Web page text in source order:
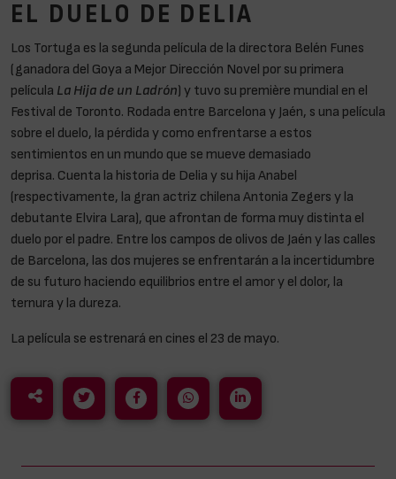
EL DUELO DE DELIA
Los Tortuga es la segunda película de la directora Belén Funes
(ganadora del Goya a Mejor Dirección Novel por su primera
película La Hija de un Ladrón) y tuvo su première mundial en el
Festival de Toronto. Rodada entre Barcelona y Jaén, s una película
sobre el duelo, la pérdida y como enfrentarse a estos
sentimientos en un mundo que se mueve demasiado
deprisa. Cuenta la historia de Delia y su hija Anabel
(respectivamente, la gran actriz chilena Antonia Zegers y la
debutante Elvira Lara), que afrontan de forma muy distinta el
duelo por el padre. Entre los campos de olivos de Jaén y las calles
de Barcelona, las dos mujeres se enfrentarán a la incertidumbre
de su futuro haciendo equilibrios entre el amor y el dolor, la
ternura y la dureza.
La película se estrenará en cines el 23 de mayo.